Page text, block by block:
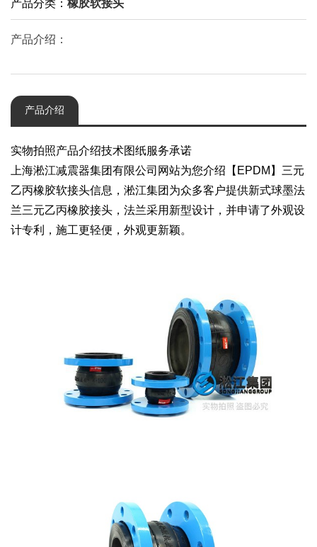
产品分类： 橡胶软接头
产品介绍：
产品介绍
实物拍照产品介绍技术图纸服务承诺
上海淞江减震器集团有限公司网站为您介绍【EPDM】三元
乙丙橡胶软接头信息，淞江集团为众多客户提供新式球墨法
兰三元乙丙橡胶接头，法兰采用新型设计，并申请了外观设
计专利，施工更轻便，外观更新颖。